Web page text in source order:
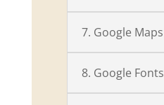
7. Google Maps
8. Google Fonts